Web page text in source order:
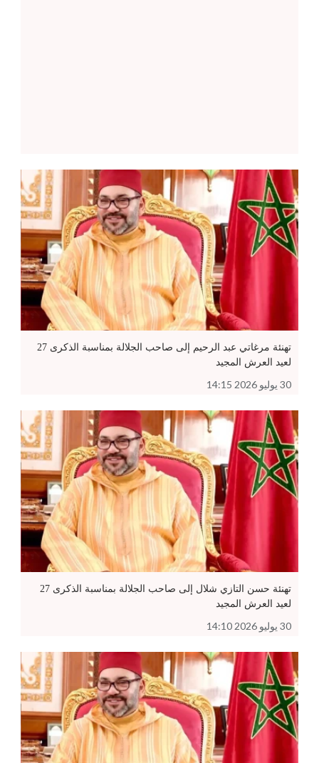
تهنئة مرغاتي عبد الرحيم إلى صاحب الجلالة بمناسبة الذكرى 27
لعيد العرش المجيد
30 يوليو 2026 14:15
تهنئة حسن التازي شلال إلى صاحب الجلالة بمناسبة الذكرى 27
لعيد العرش المجيد
30 يوليو 2026 14:10